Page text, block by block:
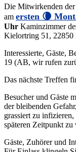
Die Mitwirkenden der
am ersten 🌘
Uhr Kaminzimmer
Kielortring 51, 22850
Interessierte, Gäste,
19 (AB, wir rufen
Das nächste Treffen
Besucher und Gäste
der bleibenden
grassiert zu
späteren Zeitpunkt zu
Gäste, Zuhörer und